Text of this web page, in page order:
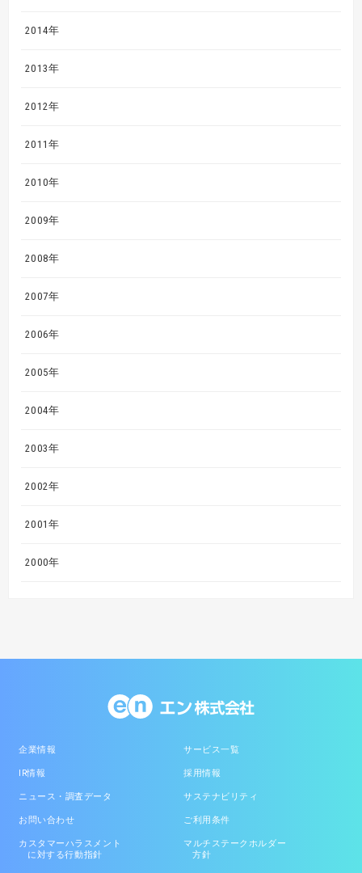
2014年
2013年
2012年
2011年
2010年
2009年
2008年
2007年
2006年
2005年
2004年
2003年
2002年
2001年
2000年
企業情報 サービス一覧
IR情報 採用情報
ニュース・調査データ サステナビリティ
お問い合わせ ご利用条件
カスタマーハラスメント
に対する行動指針
マルチステークホルダー
方針